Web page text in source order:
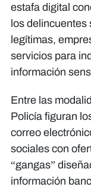
estafa digital
los delincuentes
legítimas,
servicios para
información
Entre las
Policía figuran
correo
sociales con
“gangas”
información